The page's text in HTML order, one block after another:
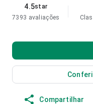
4.5star
7393 avaliações
Compartilhar